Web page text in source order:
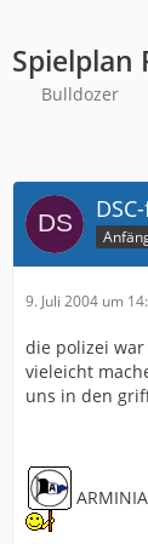
Spielplan
Bulldozer
9. Juli 2004 um
die polizei
vieleicht
uns in den